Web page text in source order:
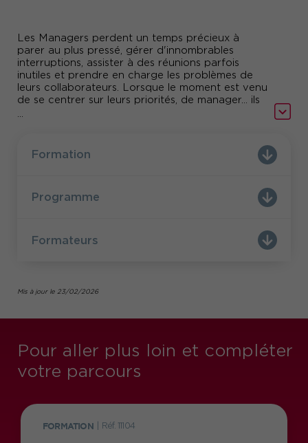
Les Managers perdent un temps précieux à
parer au plus pressé, gérer d'innombrables
interruptions, assister à des réunions parfois
inutiles et prendre en charge les problèmes de
leurs collaborateurs. Lorsque le moment est venu
de se centrer sur leurs priorités, de manager... ils
...
Formation
Programme
Formateurs
Mis à jour le 23/02/2026
Pour aller plus loin et compléter
votre parcours
FORMATION Réf. 11104